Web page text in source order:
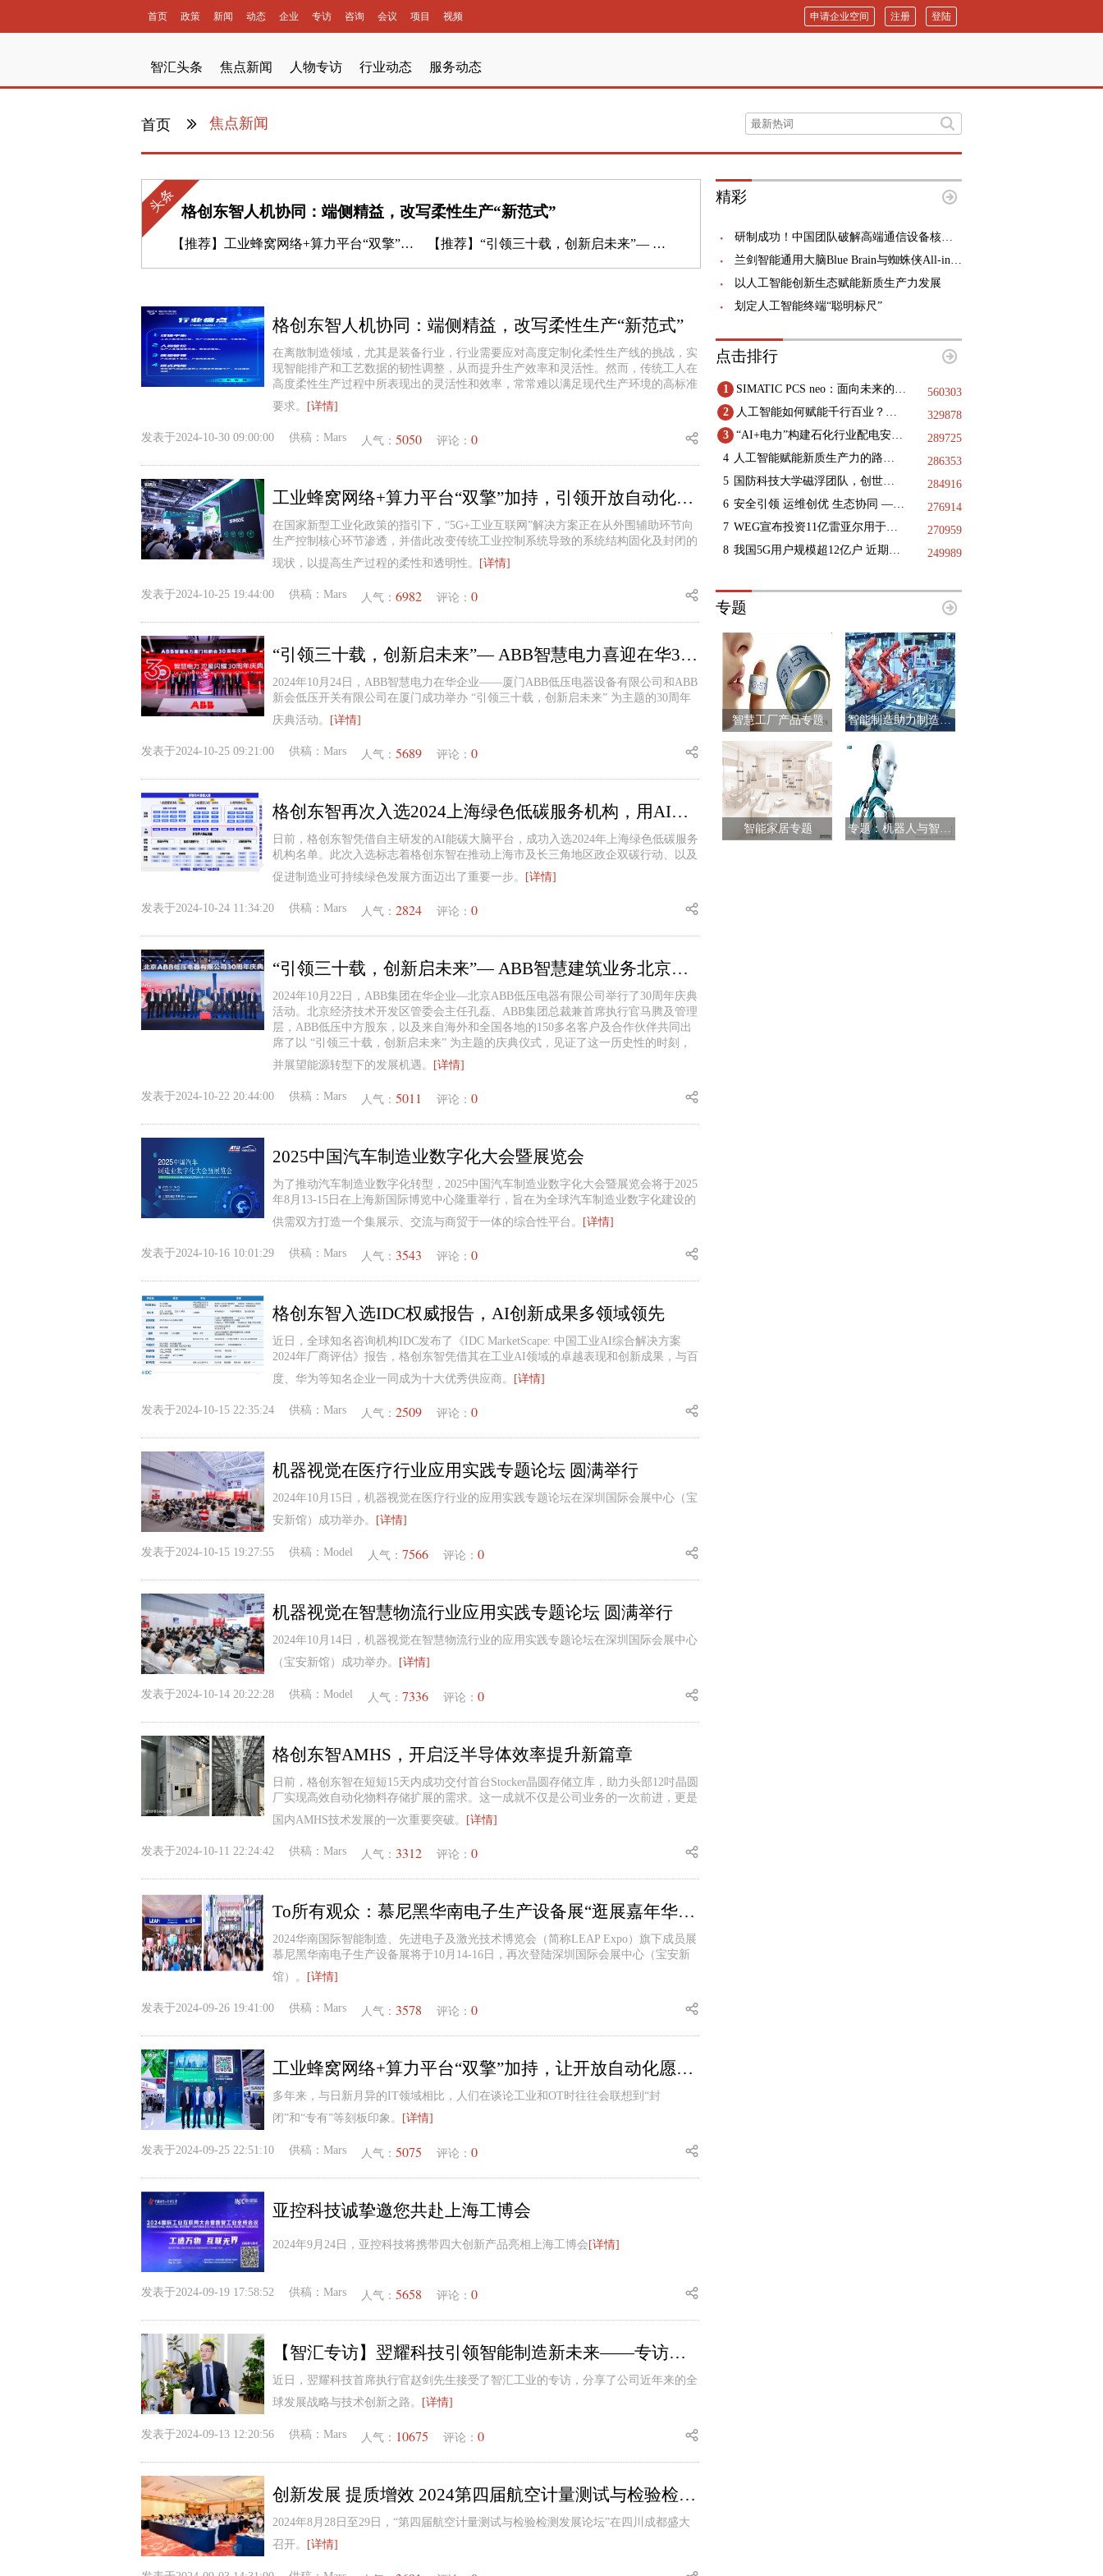
首页 政策 新闻 动态 企业 专访 咨询 会议 项目 视频 登陆
注册
申请企业空间
智汇头条 焦点新闻 人物专访 行业动态 服务动态
首页 焦点新闻
头条 格创东智人机协同：端侧精益，改写柔性生产“新范式”
【推荐】 工业蜂窝网络+算力平台“双擎”加持，引领开放自动化更进一步 ——施耐德电气“工业蜂窝网赋能的开放自动化解决方案及应用”暨上海工厂探访 【推荐】 “引领三十载，创新启未来”— ABB智慧电力喜迎在华30周年
格创东智人机协同：端侧精益，改写柔性生产“新范式”
在离散制造领域，尤其是装备行业，行业需要应对高度定制化柔性生产线的挑战，实
现智能排产和工艺数据的韧性调整，从而提升生产效率和灵活性。然而，传统工人在
高度柔性生产过程中所表现出的灵活性和效率，常常难以满足现代生产环境的高标准
要求。
[详情]
发表于2024-10-30 09:00:00 供稿： Mars 人气： 5050 评论： 0
工业蜂窝网络+算力平台“双擎”加持，引领开放自动化更进一步 ——施耐德电气“工业蜂窝网赋能的开放自动化解决方案及应用”暨上海工厂探访
在国家新型工业化政策的指引下，“5G+工业互联网”解决方案正在从外围辅助环节向
生产控制核心环节渗透，并借此改变传统工业控制系统导致的系统结构固化及封闭的
现状，以提高生产过程的柔性和透明性。
[详情]
发表于2024-10-25 19:44:00 供稿： Mars 人气： 6982 评论： 0
“引领三十载，创新启未来”— ABB智慧电力喜迎在华30周年
2024年10月24日，ABB智慧电力在华企业——厦门ABB低压电器设备有限公司和ABB
新会低压开关有限公司在厦门成功举办 “引领三十载，创新启未来” 为主题的30周年
庆典活动。
[详情]
发表于2024-10-25 09:21:00 供稿： Mars 人气： 5689 评论： 0
格创东智再次入选2024上海绿色低碳服务机构，用AI赋能工业绿色智造
日前，格创东智凭借自主研发的AI能碳大脑平台，成功入选2024年上海绿色低碳服务
机构名单。此次入选标志着格创东智在推动上海市及长三角地区政企双碳行动、以及
促进制造业可持续绿色发展方面迈出了重要一步。
[详情]
发表于2024-10-24 11:34:20 供稿： Mars 人气： 2824 评论： 0
“引领三十载，创新启未来”— ABB智慧建筑业务北京工厂庆祝成立30周年
2024年10月22日，ABB集团在华企业—北京ABB低压电器有限公司举行了30周年庆典
活动。北京经济技术开发区管委会主任孔磊、ABB集团总裁兼首席执行官马腾及管理
层，ABB低压中方股东，以及来自海外和全国各地的150多名客户及合作伙伴共同出
席了以 “引领三十载，创新启未来” 为主题的庆典仪式，见证了这一历史性的时刻，
并展望能源转型下的发展机遇。
[详情]
发表于2024-10-22 20:44:00 供稿： Mars 人气： 5011 评论： 0
2025中国汽车制造业数字化大会暨展览会
为了推动汽车制造业数字化转型，2025中国汽车制造业数字化大会暨展览会将于2025
年8月13-15日在上海新国际博览中心隆重举行，旨在为全球汽车制造业数字化建设的
供需双方打造一个集展示、交流与商贸于一体的综合性平台。
[详情]
发表于2024-10-16 10:01:29 供稿： Mars 人气： 3543 评论： 0
格创东智入选IDC权威报告，AI创新成果多领域领先
近日，全球知名咨询机构IDC发布了《IDC MarketScape: 中国工业AI综合解决方案
2024年厂商评估》报告，格创东智凭借其在工业AI领域的卓越表现和创新成果，与百
度、华为等知名企业一同成为十大优秀供应商。
[详情]
发表于2024-10-15 22:35:24 供稿： Mars 人气： 2509 评论： 0
机器视觉在医疗行业应用实践专题论坛 圆满举行
2024年10月15日，机器视觉在医疗行业的应用实践专题论坛在深圳国际会展中心（宝
安新馆）成功举办。
[详情]
发表于2024-10-15 19:27:55 供稿： Model 人气： 7566 评论： 0
机器视觉在智慧物流行业应用实践专题论坛 圆满举行
2024年10月14日，机器视觉在智慧物流行业的应用实践专题论坛在深圳国际会展中心
（宝安新馆）成功举办。
[详情]
发表于2024-10-14 20:22:28 供稿： Model 人气： 7336 评论： 0
格创东智AMHS，开启泛半导体效率提升新篇章
日前，格创东智在短短15天内成功交付首台Stocker晶圆存储立库，助力头部12吋晶圆
厂实现高效自动化物料存储扩展的需求。这一成就不仅是公司业务的一次前进，更是
国内AMHS技术发展的一次重要突破。
[详情]
发表于2024-10-11 22:24:42 供稿： Mars 人气： 3312 评论： 0
To所有观众：慕尼黑华南电子生产设备展“逛展嘉年华”福利来袭！
2024华南国际智能制造、先进电子及激光技术博览会（简称LEAP Expo）旗下成员展
慕尼黑华南电子生产设备展将于10月14-16日，再次登陆深圳国际会展中心（宝安新
馆）。
[详情]
发表于2024-09-26 19:41:00 供稿： Mars 人气： 3578 评论： 0
工业蜂窝网络+算力平台“双擎”加持，让开放自动化愿景更进一步
多年来，与日新月异的IT领域相比，人们在谈论工业和OT时往往会联想到“封
闭”和“专有”等刻板印象。
[详情]
发表于2024-09-25 22:51:10 供稿： Mars 人气： 5075 评论： 0
亚控科技诚挚邀您共赴上海工博会
2024年9月24日，亚控科技将携带四大创新产品亮相上海工博会 [详情]
发表于2024-09-19 17:58:52 供稿： Mars 人气： 5658 评论： 0
【智汇专访】翌耀科技引领智能制造新未来——专访翌耀科技CEO赵剑先生
近日，翌耀科技首席执行官赵剑先生接受了智汇工业的专访，分享了公司近年来的全
球发展战略与技术创新之路。
[详情]
发表于2024-09-13 12:20:56 供稿： Mars 人气： 10675 评论： 0
创新发展 提质增效 2024第四届航空计量测试与检验检测发展论坛在四川成都隆重召开
2024年8月28日至29日，“第四届航空计量测试与检验检测发展论坛”在四川成都盛大
召开。
[详情]
精彩
研制成功！中国团队破解高端通信设备核心难题
兰剑智能通用大脑Blue Brain与蜘蛛侠All-in-One全域方案正式发布
以人工智能创新生态赋能新质生产力发展
划定人工智能终端“聪明标尺”
点击排行
1 SIMATIC PCS neo：面向未来的DCS
560303
2
人工智能如何赋能千行百业？三地政协献策
329878
3
“AI+电力”构建石化行业配电安全基石，践行绿色低碳未来
289725
4
人工智能赋能新质生产力的路径指引
286353
5
国防科技大学磁浮团队，创世界纪录
284916
6
安全引领 运维创优 生态协同 —— 第十二届国际核电运维大会于9月11日-12日在浙江海盐成功举办
276914
7
WEG宣布投资11亿雷亚尔用于巴西国内的工业扩张项目
270959
8
我国5G用户规模超12亿户 近期已启动第二阶段6G技术试验 249989
专题
智慧工厂产品专题 智能制造助力制造业升级
智能家居专题 专题：机器人与智能制造